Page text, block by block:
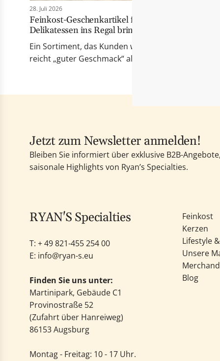
28. Juli 2026
Feinkost-Geschenkartikel für Händler: Wie
Delikatessen ins Regal bringt
Ein Sortiment, das Kunden wirklich berührt
reicht „guter Geschmack“ allein nicht mehr. Die
Jetzt zum Newsletter anmelden!
Bleiben Sie informiert über exklusive B2B-
saisonale Highlights von Ryan’s Specialties.
RYAN'S Specialties
T: +49 821-455 254 00
E: info@ryan-s.eu
Finden Sie uns unter:
Martinipark, Gebäude C1
Provinostraße 52
(Zufahrt über Hanreiweg)
86153 Augsburg
Montag - Freitag: 10 - 17 Uhr.
Feinkost
Kerzen
Lifestyle
Unsere
Blog